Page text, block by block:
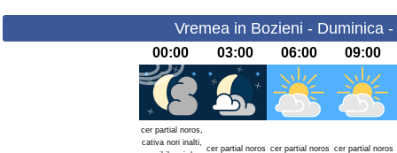
Vremea in Bozieni - Duminica
00:00 03:00 06:00 09:00
cer partial noros,
cativa nori inalti,
cer partial noros cer partial noros cer partial noros